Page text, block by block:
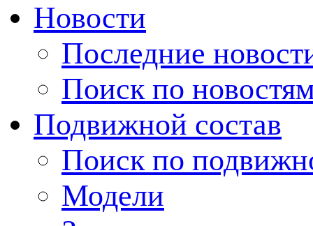
Новости
Последние
Поиск по
Подвижной состав
Поиск по
Модели